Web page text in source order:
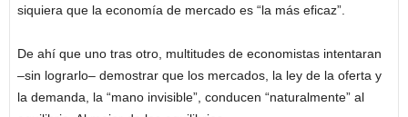
siquiera que la economía de mercado es “la más eficaz”.
De ahí que uno tras otro, multitudes de economistas intentaran
–sin lograrlo– demostrar que los mercados, la ley de la oferta y
la demanda, la “mano invisible”, conducen “naturalmente” al